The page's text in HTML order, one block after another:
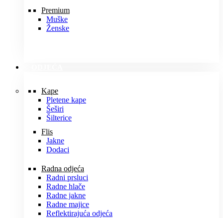
Premium
Muške
Ženske
Kape
Pletene kape
Šeširi
Šilterice
Flis
Jakne
Dodaci
Radna odjeća
Radni prsluci
Radne hlače
Radne jakne
Radne majice
Reflektirajuća odjeća